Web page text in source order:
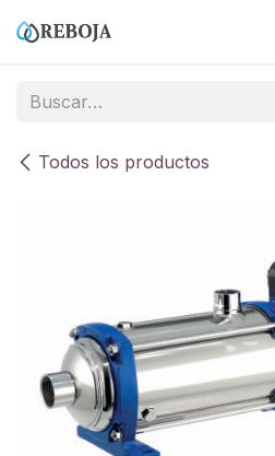
Todos los productos